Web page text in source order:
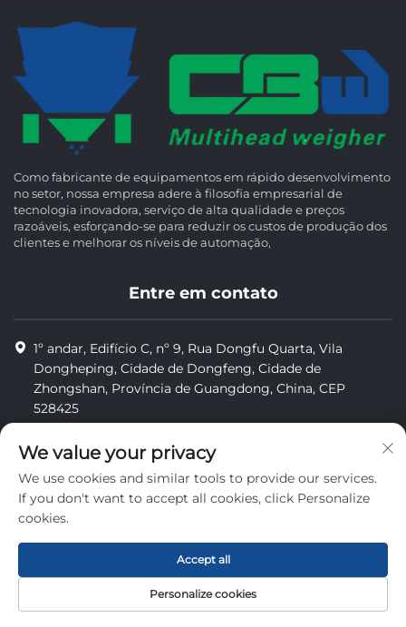
Como fabricante de equipamentos em rápido desenvolvimento
no setor, nossa empresa adere à filosofia empresarial de
tecnologia inovadora, serviço de alta qualidade e preços
razoáveis, esforçando-se para reduzir os custos de produção dos
clientes e melhorar os níveis de automação,
Entre em contato
1º andar, Edifício C, nº 9, Rua Dongfu Quarta, Vila
Dongheping, Cidade de Dongfeng, Cidade de
Zhongshan, Província de Guangdong, China, CEP
528425
[email protected]
privacidade
We value your privacy
We use cookies and similar tools to provide our services.
If you don't want to accept all cookies, click Personalize
cookies.
Personalize cookies
Accept all